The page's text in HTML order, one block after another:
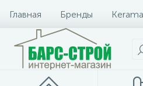
Главная Бренды